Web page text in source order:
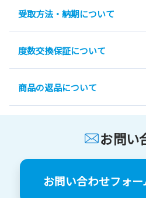
受取方法・納期について
度数交換保証について
商品の返品について
お問い
お問い合わせフォ